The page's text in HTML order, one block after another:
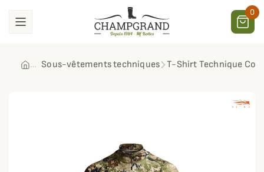
0
Sous-vêtements techniques T-Shirt Technique